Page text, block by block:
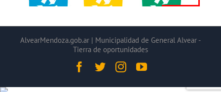
AlvearMendoza.gob.ar | Municipalidad de General Alvear -
Tierra de oportunidades
Facebook
TwitterInstagramYouTube